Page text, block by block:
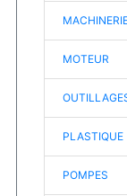
MOTEUR
PLASTIQUE
POMPES